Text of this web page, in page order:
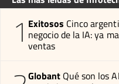
1 Exitosos Cinco
negocio de la IA: ya
ventas
Globant Qué son los